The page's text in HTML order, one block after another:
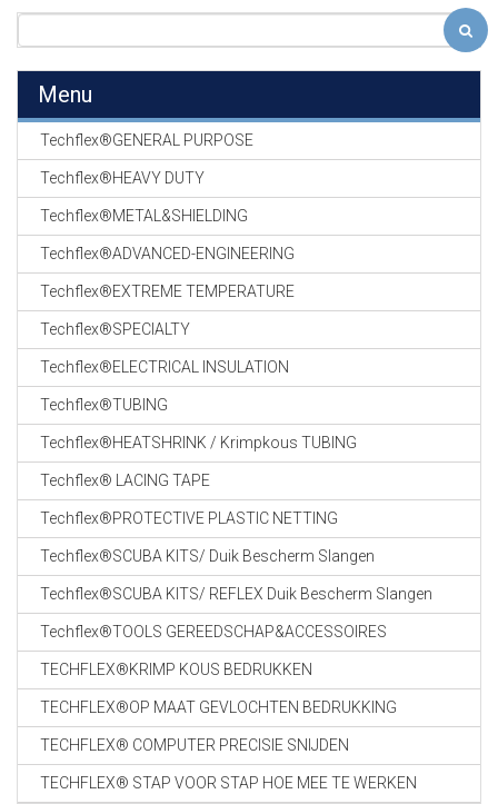
Menu
Techflex®GENERAL PURPOSE
Techflex®HEAVY DUTY
Techflex®METAL&SHIELDING
Techflex®ADVANCED-ENGINEERING
Techflex®EXTREME TEMPERATURE
Techflex®SPECIALTY
Techflex®ELECTRICAL INSULATION
Techflex®TUBING
Techflex®HEATSHRINK / Krimpkous TUBING
Techflex® LACING TAPE
Techflex®PROTECTIVE PLASTIC NETTING
Techflex®SCUBA KITS/ Duik Bescherm Slangen
Techflex®SCUBA KITS/ REFLEX Duik Bescherm Slangen
Techflex®TOOLS GEREEDSCHAP&ACCESSOIRES
TECHFLEX®KRIMP KOUS BEDRUKKEN
TECHFLEX®OP MAAT GEVLOCHTEN BEDRUKKING
TECHFLEX® COMPUTER PRECISIE SNIJDEN
TECHFLEX® STAP VOOR STAP HOE MEE TE WERKEN